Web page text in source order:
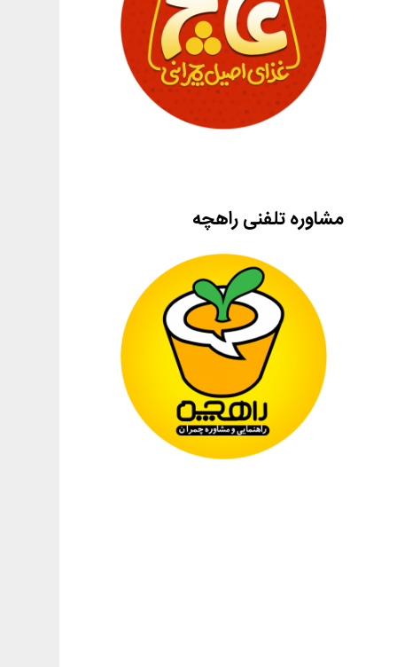
مشاوره تلفنی راهچه